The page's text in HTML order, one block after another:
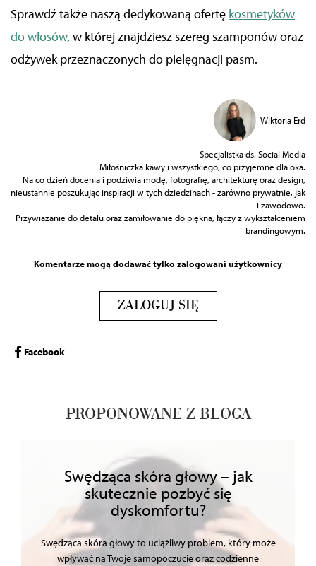
Sprawdź także naszą dedykowaną ofertę kosmetyków
do włosów, w której znajdziesz szereg szamponów oraz
odżywek przeznaczonych do pielęgnacji pasm.
Wiktoria Erd
Specjalistka ds. Social Media
Miłośniczka kawy i wszystkiego, co przyjemne dla oka.
Na co dzień docenia i podziwia modę, fotografię, architekturę oraz design,
nieustannie poszukując inspiracji w tych dziedzinach - zarówno prywatnie, jak
i zawodowo.
Przywiązanie do detalu oraz zamiłowanie do piękna, łączy z wykształceniem
brandingowym.
Komentarze mogą dodawać tylko zalogowani użytkownicy
ZALOGUJ SIĘ
Facebook
PROPONOWANE Z BLOGA
Swędząca skóra głowy – jak
skutecznie pozbyć się
dyskomfortu?
Swędząca skóra głowy to uciążliwy problem, który może
wpływać na Twoje samopoczucie oraz codzienne